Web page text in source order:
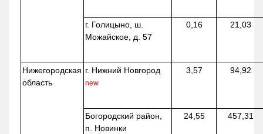
г. Голицыно, ш.
Можайское, д. 57
0,16 21,03
Нижегородская
область
г. Нижний Новгород
new
3,57 94,92
Богородский район,
п. Новинки
24,55 457,31